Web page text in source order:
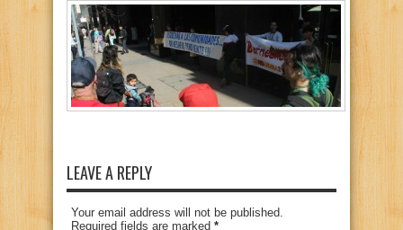
LEAVE A REPLY
Your email address will not be published.
Required fields are marked *